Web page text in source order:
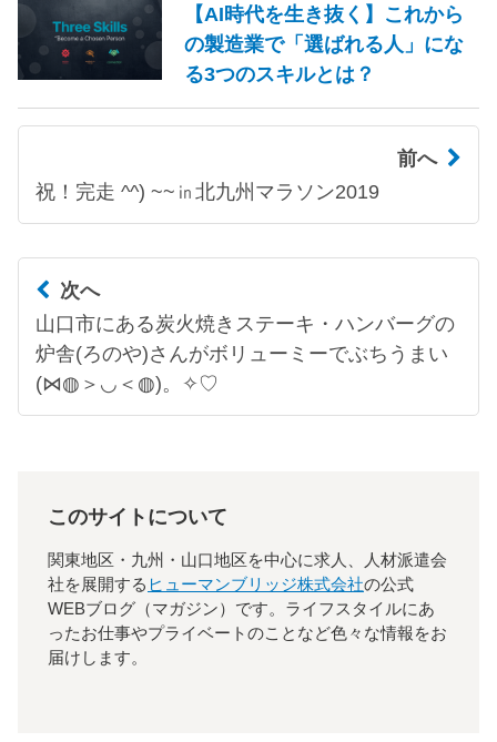
【AI時代を生き抜く】これから
の製造業で「選ばれる人」にな
る3つのスキルとは？
前へ
祝！完走 ^^) ~~㏌北九州マラソン2019
次へ
山口市にある炭火焼きステーキ・ハンバーグの
炉舎(ろのや)さんがボリューミーでぶちうまい
(⋈◍＞◡＜◍)。✧♡
このサイトについて
関東地区・九州・山口地区を中心に求人、人材派遣会
社を展開する ヒューマンブリッジ株式会社の公式
WEBブログ（マガジン）です。ライフスタイルにあ
ったお仕事やプライベートのことなど色々な情報をお
届けします。